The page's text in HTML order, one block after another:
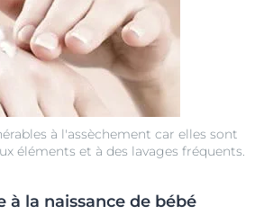
à l'assèchement car elles sont
éléments et à des lavages fréquents.
à la naissance de bébé